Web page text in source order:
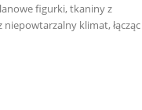
figurki, tkaniny z
klimat, łącząc